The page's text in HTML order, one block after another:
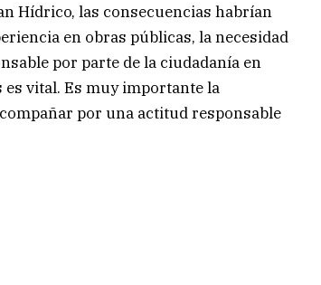
Hídrico, las consecuencias habrían
en obras públicas, la necesidad
por parte de la ciudadanía en
vital. Es muy importante la
por una actitud responsable